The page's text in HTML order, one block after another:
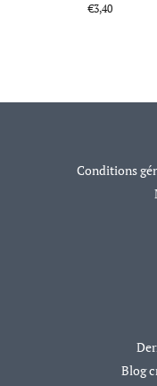
Prix
€3,40
Conditions
Blog